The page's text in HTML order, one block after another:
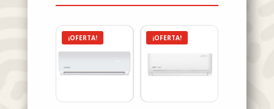
¡OFERTA! ¡OFERTA!